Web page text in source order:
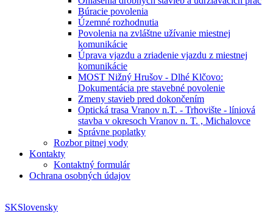
Búracie povolenia
Územné rozhodnutia
Povolenia na zvláštne užívanie miestnej
komunikácie
Úprava vjazdu a zriadenie vjazdu z miestnej
komunikácie
MOST Nižný Hrušov - Dlhé Klčovo:
Dokumentácia pre stavebné povolenie
Zmeny stavieb pred dokončením
Optická trasa Vranov n.T. - Trhovište - líniová
stavba v okresoch Vranov n. T. , Michalovce
Správne poplatky
Rozbor pitnej vody
Kontakty
Kontaktný formulár
Ochrana osobných údajov
SKSlovensky